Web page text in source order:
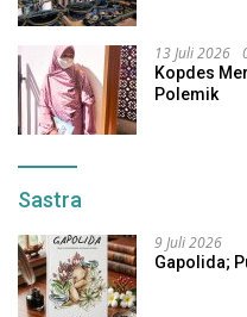
13 Juli 2026
Kopdes
Polemik
Sastra
9 Juli 2026
Gapolida;